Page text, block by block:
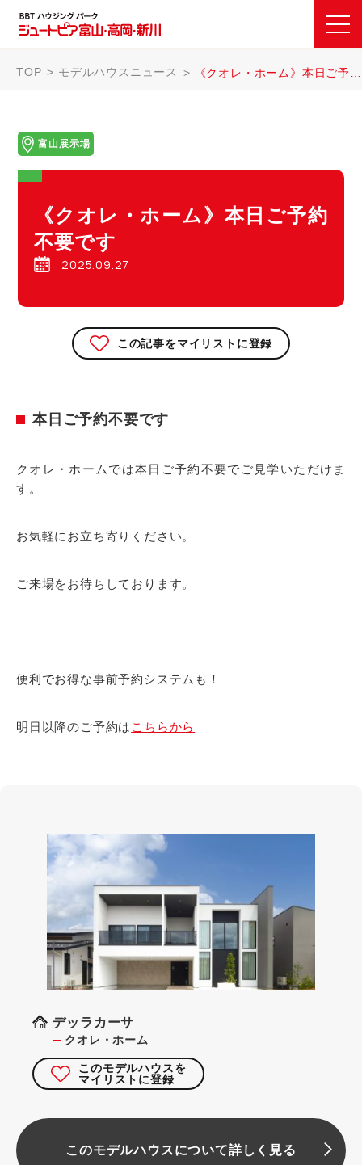
TOP モデルハウスニュース 《クオレ・ホーム》本日ご予約不要です
富山展示場
《クオレ・ホーム》本日ご予約
不要です
2025.09.27
この記事をマイリストに登録
本日ご予約不要です
クオレ・ホームでは本日ご予約不要でご見学いただけま
す。
お気軽にお立ち寄りください。
ご来場をお待ちしております。
便利でお得な事前予約システムも！
明日以降のご予約は こちらから
デッラカーサ
クオレ・ホーム
このモデルハウスを
マイリストに登録
このモデルハウスについて詳しく見る